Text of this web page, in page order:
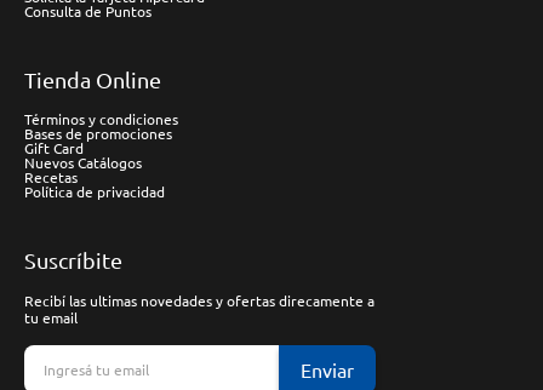
Consulta de Puntos
Tienda Online
Términos y condiciones
Bases de promociones
Gift Card
Nuevos Catálogos
Recetas
Política de privacidad
Suscríbite
Recibí las ultimas novedades y ofertas direcamente a
tu email
Enviar